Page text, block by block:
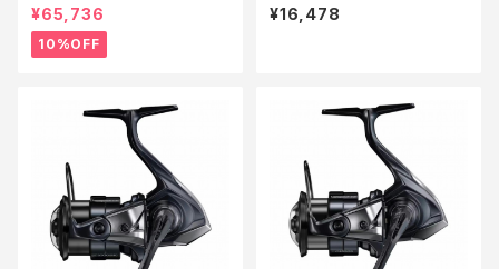
【継続セール_リール】【10】
¥65,736
10%OFF
G
¥16,478